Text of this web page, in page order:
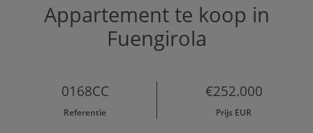
Appartement te koop in
Fuengirola
0168CC
Referentie
€252.000
Prijs EUR